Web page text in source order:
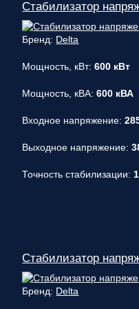
Стабилизатор
Бренд: Delta
Мощность, кВт:600 кВт
Мощность, кВА:600 кВА
Входное напряжение:
Выходное напряжение:
Точность стабилизации:
Стабилизатор
Бренд: Delta